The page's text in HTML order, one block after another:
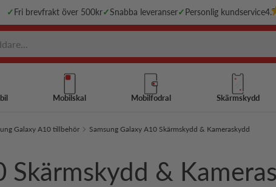
✓ Fri brevfrakt över 500kr✓Snabba leveranser✓ Personlig kundservice
Mobilskal Mobilfodral Skärmskydd
Galaxy A10 tillbehör Samsung Galaxy A10 Skärmskydd & Kameraskydd
Skärmskydd &